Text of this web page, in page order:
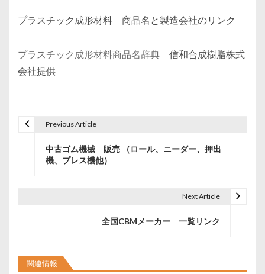
プラスチック成形材料 商品名と製造会社のリンク
プラスチック成形材料商品名辞典
信和合成樹脂株式
会社提供
シ
Previous Article
中古ゴム機械 販売 （ロール、ニーダー、押出
機、プレス機他）
Next Article
全国CBMメーカー 一覧リンク
関連情報